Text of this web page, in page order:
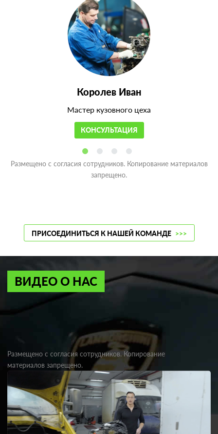
Королев Иван
Мастер кузовного цеха
КОНСУЛЬТАЦИЯ
Размещено с согласия сотрудников. Копирование материалов
запрещено.
ПРИСОЕДИНИТЬСЯ К НАШЕЙ КОМАНДЕ >>>
ВИДЕО О НАС
Размещено с согласия сотрудников. Копирование
материалов запрещено.